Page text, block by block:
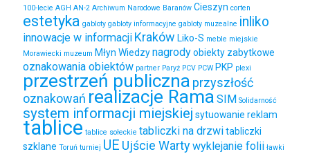
100-lecie AGH AN-2 Archiwum Narodowe Baranów Cieszyn corten
estetyka gabloty gabloty informacyjne gabloty muzealne inliko
innowacje w informacji Kraków Liko-S meble miejskie
Morawiecki muzeum Młyn Wiedzynagrodyobiekty zabytkowe
oznakowania obiektów partner Paryż PCV PCW PKP plexi
przestrzeń publiczna przyszłość
oznakowań realizacje Rama SIM Solidarność
system informacji miejskiej sytuowanie reklam
tablice tablice sołeckie tabliczki na drzwitabliczki
szklane Toruń turniej UE Ujście Wartywyklejanie folii ławki